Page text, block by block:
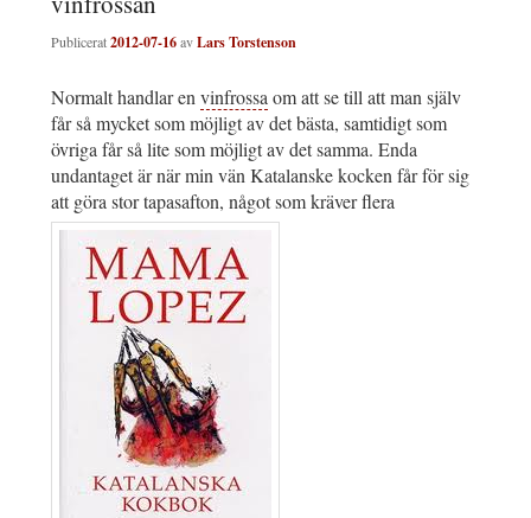
Publicerat2012-07-16avLars Torstenson
Normalt handlar en vinfrossa om att se till att man själv
får så mycket som möjligt av det bästa, samtidigt som
övriga får så lite som möjligt av det samma. Enda
undantaget är när min vän Katalanske kocken får för sig
att göra stor tapasafton, något som kräver flera